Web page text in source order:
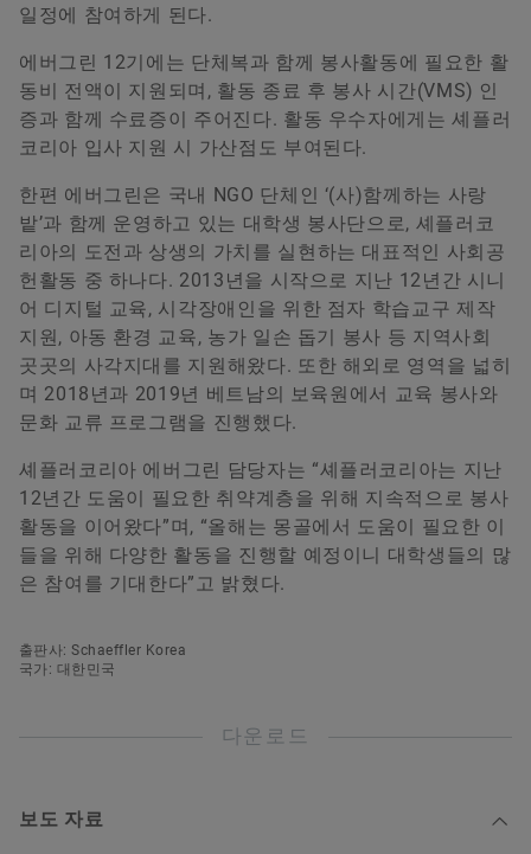
일정에 참여하게 된다.
에버그린 12기에는 단체복과 함께 봉사활동에 필요한 활
동비 전액이 지원되며, 활동 종료 후 봉사 시간(VMS) 인
증과 함께 수료증이 주어진다. 활동 우수자에게는 셰플러
코리아 입사 지원 시 가산점도 부여된다.
한편 에버그린은 국내 NGO 단체인 ‘(사)함께하는 사랑
밭’과 함께 운영하고 있는 대학생 봉사단으로, 셰플러코
리아의 도전과 상생의 가치를 실현하는 대표적인 사회공
헌활동 중 하나다. 2013년을 시작으로 지난 12년간 시니
어 디지털 교육, 시각장애인을 위한 점자 학습교구 제작
지원, 아동 환경 교육, 농가 일손 돕기 봉사 등 지역사회
곳곳의 사각지대를 지원해왔다. 또한 해외로 영역을 넓히
며 2018년과 2019년 베트남의 보육원에서 교육 봉사와
문화 교류 프로그램을 진행했다.
셰플러코리아 에버그린 담당자는 “셰플러코리아는 지난
12년간 도움이 필요한 취약계층을 위해 지속적으로 봉사
활동을 이어왔다”며, “올해는 몽골에서 도움이 필요한 이
들을 위해 다양한 활동을 진행할 예정이니 대학생들의 많
은 참여를 기대한다”고 밝혔다.
출판사: Schaeffler Korea
국가: 대한민국
다운로드
보도 자료